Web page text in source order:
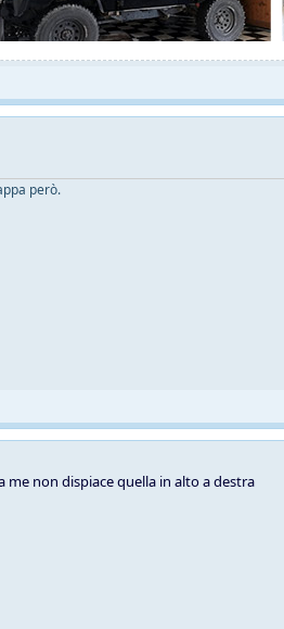
però.
non dispiace quella in alto a destra